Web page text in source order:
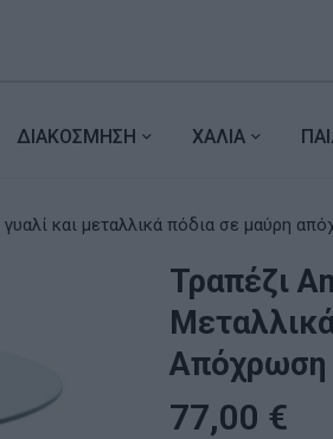
ΔΙΑΚΟΣΜΗΣΗ ΧΑΛΙΑ
Τραπέζι Antoro γυαλί και μεταλλικά πόδια σε
Τραπέζι
Απόχρωση
77,00 €